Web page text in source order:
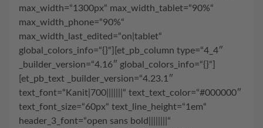
max_width=“1300px“ max_width_tablet=“90%“
max_width_phone=“90%“
max_width_last_edited=“on|tablet“
global_colors_info=“{}“][et_pb_column type=“4_4″
_builder_version=“4.16″ global_colors_info=“{}“]
[et_pb_text _builder_version=“4.23.1″
text_font=“Kanit|700|||||||“ text_text_color=“#000000″
text_font_size=“60px“ text_line_height=“1em“
header_3_font=“open sans bold||||||||“